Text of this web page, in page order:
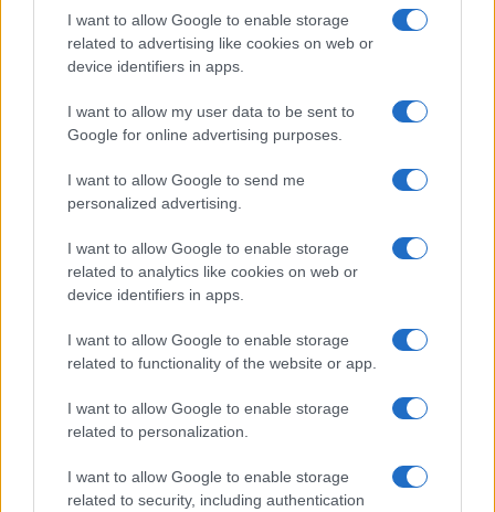
I want to allow Google to enable storage
related to advertising like cookies on web or
device identifiers in apps.
I want to allow my user data to be sent to
Google for online advertising purposes.
I want to allow Google to send me
personalized advertising.
I want to allow Google to enable storage
related to analytics like cookies on web or
device identifiers in apps.
I want to allow Google to enable storage
related to functionality of the website or app.
I want to allow Google to enable storage
related to personalization.
I want to allow Google to enable storage
related to security, including authentication
Pallacanestro Trieste: Abramo Canka firma un
Francesca Lombardi · 8 Ago 2026